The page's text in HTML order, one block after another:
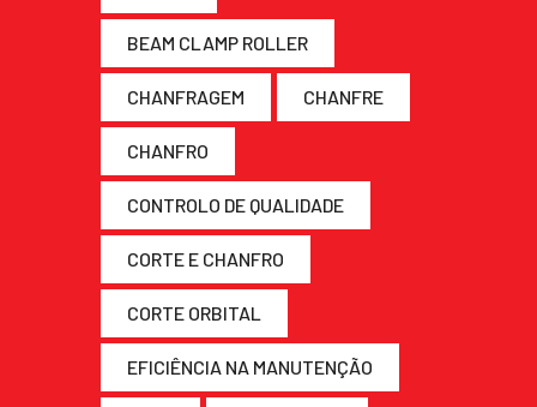
BEAM CLAMP ROLLER
CHANFRAGEM CHANFRE
CHANFRO
CONTROLO DE QUALIDADE
CORTE E CHANFRO
CORTE ORBITAL
EFICIÊNCIA NA MANUTENÇÃO